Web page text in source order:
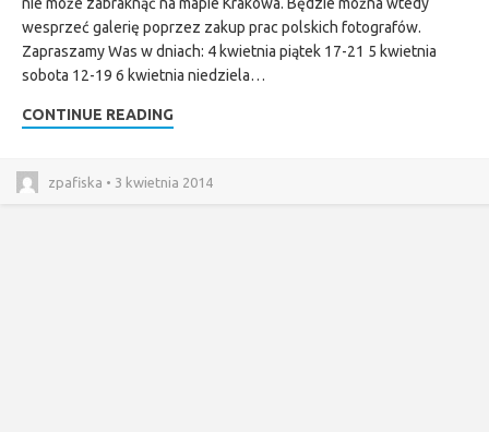
wesprzeć galerię poprzez zakup prac polskich fotografów.
Zapraszamy Was w dniach: 4 kwietnia piątek 17-21 5 kwietnia
sobota 12-19 6 kwietnia niedziela…
CONTINUE READING
zpafiska • 3 kwietnia 2014